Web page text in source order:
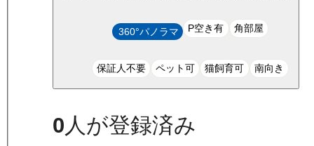
360°パノラマ P空き有 角部屋
保証人不要 ペット可 猫飼育可 南向き
0 人が登録済み